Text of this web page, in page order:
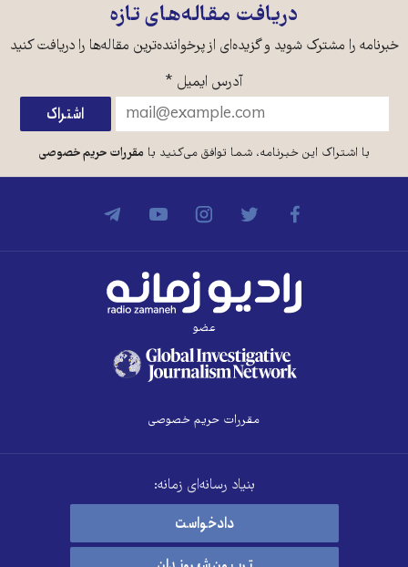
دریافت مقاله‌های تازه
خبرنامه را مشترک شوید و گزیده‌ای از پرخواننده‌ترین مقاله‌ها را دریافت کنید
آدرس ایمیل *
با اشتراک این خبرنامه، شما توافق می‌کنید بامقررات حریم خصوصی
عضو
مقررات حریم خصوصی
بنیاد رسانه‌ای زمانه:
دادخواست